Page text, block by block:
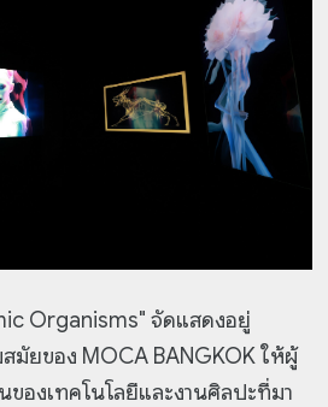
Organisms" จัดแสดงอยู่
มัยของ MOCA BANGKOK ให้ผู้
องเทคโนโลยีและงานศิลปะที่มา